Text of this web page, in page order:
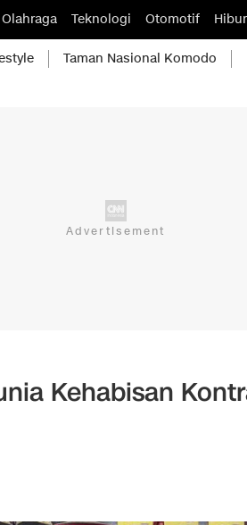
Olahraga Teknologi Otomotif
Taman Nasional Komodo
Kehabisan